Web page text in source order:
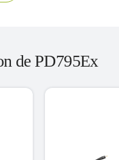
de PD795Ex